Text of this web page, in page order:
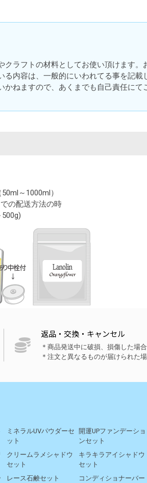
ラフトの材料としてお使い頂けます
内容は、一般的にいわれてる事を記
ねますので、あくまでも自己責任にて
～1000ml）
の配送方法の時
返品・交換・キャンセル
＊商品発送中に破損、損傷した場合
＊注文と異なるものが届けられた
ミネラルUVパウダーセ
ット
開運UPファンデーショ
ンセット
クリームラメシャドウ
セット
キラキラアイシャドウ
セット
レース石鹸セット コンディショナーバー